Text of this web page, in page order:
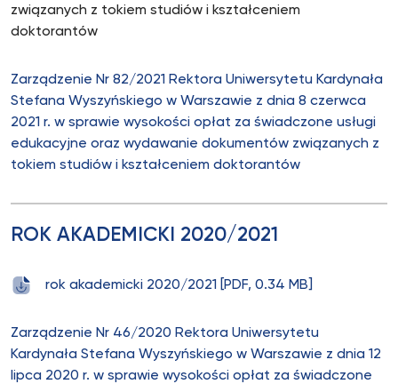
związanych z tokiem studiów i kształceniem
doktorantów
Zarządzenie Nr 82/2021 Rektora Uniwersytetu Kardynała
Stefana Wyszyńskiego w Warszawie z dnia 8 czerwca
2021 r. w sprawie wysokości opłat za świadczone usługi
edukacyjne oraz wydawanie dokumentów związanych z
tokiem studiów i kształceniem doktorantów
ROK AKADEMICKI 2020/2021
rok akademicki 2020/2021 [PDF, 0.34 MB]
Zarządzenie Nr 46/2020 Rektora Uniwersytetu
Kardynała Stefana Wyszyńskiego w Warszawie z dnia 12
lipca 2020 r. w sprawie wysokości opłat za świadczone